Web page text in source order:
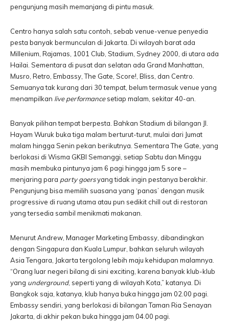
pengunjung masih memanjang di pintu masuk.
Centro hanya salah satu contoh, sebab venue-venue penyedia
pesta banyak bermunculan di Jakarta. Di wilayah barat ada
Millenium, Rajamas, 1001 Club, Stadium, Sydney 2000, di utara ada
Hailai. Sementara di pusat dan selatan ada Grand Manhattan,
Musro, Retro, Embassy, The Gate, Score!, Bliss, dan Centro.
Semuanya tak kurang dari 30 tempat, belum termasuk venue yang
menampilkan live performancesetiap malam, sekitar 40-an.
Banyak pilihan tempat berpesta. Bahkan Stadium di bilangan Jl.
Hayam Wuruk buka tiga malam berturut-turut, mulai dari Jumat
malam hingga Senin pekan berikutnya. Sementara The Gate, yang
berlokasi di Wisma GKBI Semanggi, setiap Sabtu dan Minggu
masih membuka pintunya jam 6 pagi hingga jam 5 sore –
menjaring para party goersyang tidak ingin pestanya berakhir.
Pengunjung bisa memilih suasana yang ‘panas’ dengan musik
progressive di ruang utama atau pun sedikit chill out di restoran
yang tersedia sambil menikmati makanan.
Menurut Andrew, Manager Marketing Embassy, dibandingkan
dengan Singapura dan Kuala Lumpur, bahkan seluruh wilayah
Asia Tengara, Jakarta tergolong lebih maju kehidupan malamnya.
“Orang luar negeri bilang di sini exciting, karena banyak klub-klub
yang underground, seperti yang di wilayah Kota,” katanya. Di
Bangkok saja, katanya, klub hanya buka hingga jam 02.00 pagi.
Embassy sendiri, yang berlokasi di bilangan Taman Ria Senayan
Jakarta, di akhir pekan buka hingga jam 04.00 pagi.